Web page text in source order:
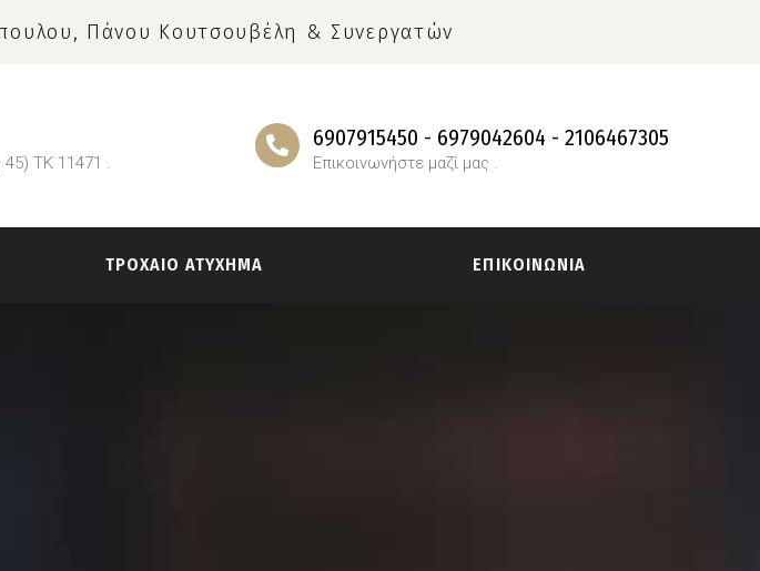
Πάνου Κουτσουβέλη & Συνεργατών
45) ΤΚ 11471 .
6907915450 - 6979042604 - 2106467305
Επικοινωνήστε μαζί μας .
ΤΡΟΧΑΙΟ ΑΤΥΧΗΜΑ ΕΠΙΚΟΙΝΩΝΙΑ